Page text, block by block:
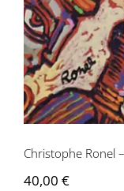
Christophe Ronel
40,00 €